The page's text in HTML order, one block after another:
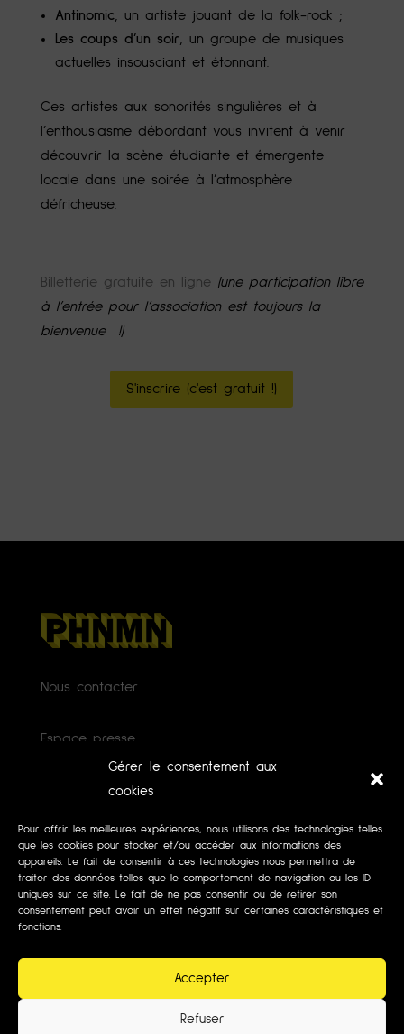
Gérer le consentement aux
cookies
Pour offrir les meilleures expériences, nous utilisons des technologies telles
que les cookies pour stocker et/ou accéder aux informations des
appareils. Le fait de consentir à ces technologies nous permettra de
traiter des données telles que le comportement de navigation ou les ID
uniques sur ce site. Le fait de ne pas consentir ou de retirer son
consentement peut avoir un effet négatif sur certaines caractéristiques et
fonctions.
Accepter
Refuser
Antinomic, un artiste jouant de la folk-rock ;
Les coups d’un soir , un groupe de musiques
actuelles insousciant et étonnant.
Ces artistes aux sonorités singulières et à
l’enthousiasme débordant vous invitent à venir
découvrir la scène étudiante et émergente
locale dans une soirée à l’atmosphère
défricheuse.
Billetterie gratuite en ligne (une participation libre
à l’entrée pour l’association est toujours la
bienvenue !)
S'inscrire (c'est gratuit !)
Nous contacter
Espace presse
Faire un don
Mentions légales